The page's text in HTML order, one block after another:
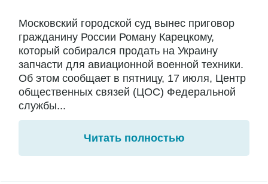
Московский городской суд вынес приговор
гражданину России Роману Карецкому,
который собирался продать на Украину
запчасти для авиационной военной техники.
Об этом сообщает в пятницу, 17 июля, Центр
общественных связей (ЦОС) Федеральной
службы...
Читать полностью